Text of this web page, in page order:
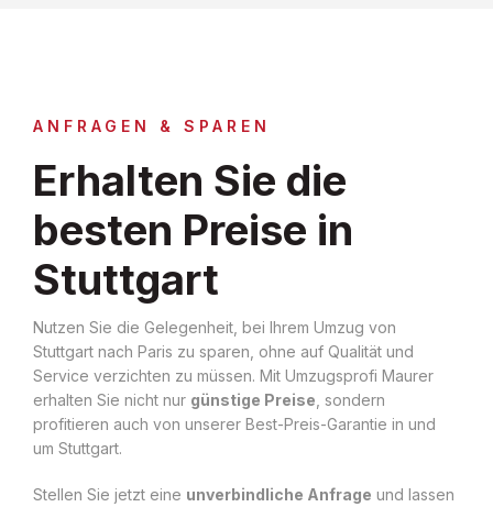
ANFRAGEN & SPAREN
Erhalten Sie die
besten Preise in
Stuttgart
Nutzen Sie die Gelegenheit, bei Ihrem Umzug von
Stuttgart nach Paris zu sparen, ohne auf Qualität und
Service verzichten zu müssen. Mit Umzugsprofi Maurer
erhalten Sie nicht nur günstige Preise , sondern
profitieren auch von unserer Best-Preis-Garantie in und
um Stuttgart.
Stellen Sie jetzt eine unverbindliche Anfrage und lassen